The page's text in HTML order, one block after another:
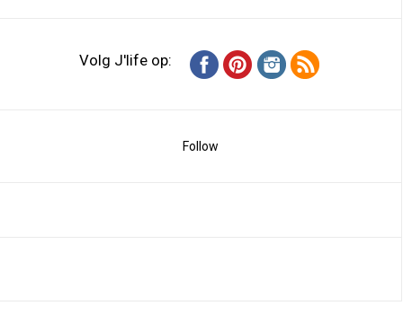
Volg J'life op:
Follow